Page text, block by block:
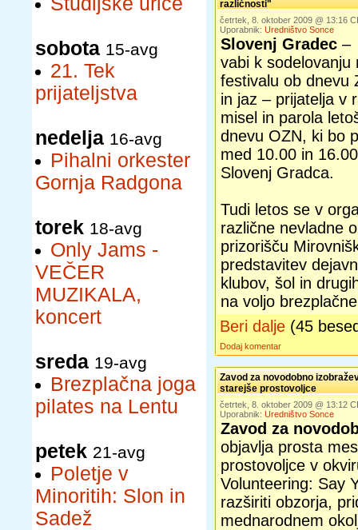
sobota 15-avg
21. Tek
prijateljstva
nedelja 16-avg
Pihalni orkester
Gornja Radgona
torek 18-avg
Only Jams -
VEČER
MUZIKALA,
koncert
sreda 19-avg
Brezplačna joga
pilates na Lentu
petek 21-avg
Poletje v
Minoritih: Slon in
Sadež
različnosti"
četrtek, 8. oktober 2009 @ 13:16
Uporabnik: Uredništvo Sonce
Slovenj Gradec –
vabi k sodelovanju
festivalu ob dnevu
in jaz – prijatelja v
misel in parola
dnevu OZN, ki bo
med 10.00 in
Slovenj Gradca.
Tudi letos se v
različne nevladne
prizorišču
predstavitev
klubov, šol in
na voljo
Beri dalje (45
Dodaj komentar
Zavod za novodobno
starejše prostovoljce
četrtek, 8. oktober 2009 @ 13:12
Uporabnik: Uredništvo Sonce
Zavod za
objavlja prosta
prostovoljce v
Volunteering: Say
razširiti obzorja,
mednarodnem